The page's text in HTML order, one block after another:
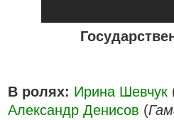
В ролях: Ирина Шевчук
Александр Денисов (